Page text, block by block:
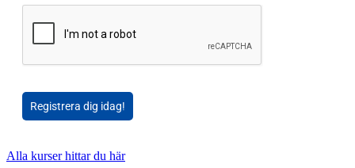
Registrera dig idag!
Alla kurser hittar du här